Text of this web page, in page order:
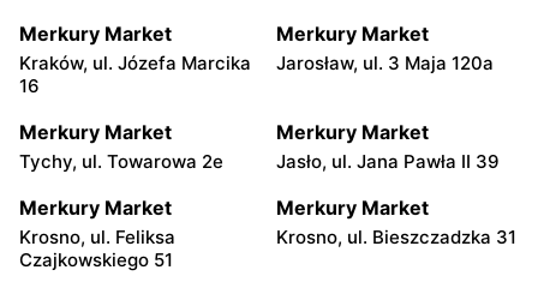
Merkury Market
Kraków, ul. Józefa Marcika
16
Merkury Market
Jarosław, ul. 3 Maja 120a
Merkury Market
Tychy, ul. Towarowa 2e
Merkury Market
Jasło, ul. Jana Pawła II 39
Merkury Market
Krosno, ul. Feliksa
Czajkowskiego 51
Merkury Market
Krosno, ul. Bieszczadzka 31